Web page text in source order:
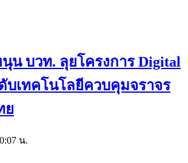
น บวท. ลุยโครงการ Digital
บเทคโนโลยีควบคุมจราจร
ย
น.